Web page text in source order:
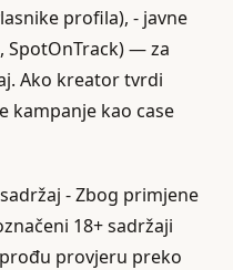
profila), - javne
SpotOnTrack) — za
Ako kreator tvrdi
kampanje kao case
- Zbog primjene
18+ sadržaji
provjeru preko